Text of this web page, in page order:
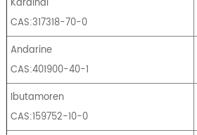
CAS:317318-70-0
Andarine
CAS:401900-40-1
Ibutamoren
CAS:159752-10-0